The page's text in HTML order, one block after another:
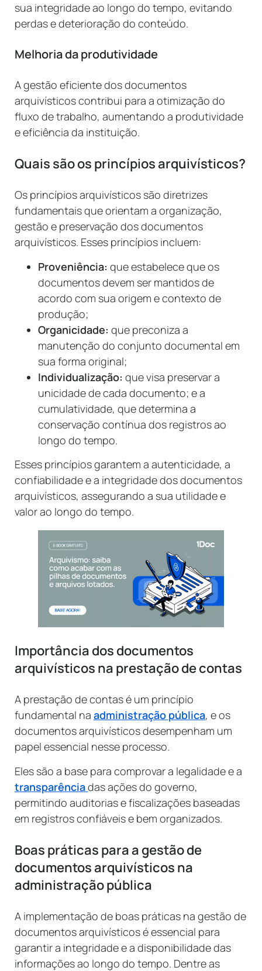
sua integridade ao longo do tempo, evitando
perdas e deterioração do conteúdo.
Melhoria da produtividade
A gestão eficiente dos documentos
arquivísticos contribui para a otimização do
fluxo de trabalho, aumentando a produtividade
e eficiência da instituição.
Quais são os princípios arquivísticos?
Os princípios arquivísticos são diretrizes
fundamentais que orientam a organização,
gestão e preservação dos documentos
arquivísticos. Esses princípios incluem:
Proveniência: que estabelece que os
documentos devem ser mantidos de
acordo com sua origem e contexto de
produção;
Organicidade: que preconiza a
manutenção do conjunto documental em
sua forma original;
Individualização: que visa preservar a
unicidade de cada documento; e a
cumulatividade, que determina a
conservação contínua dos registros ao
longo do tempo.
Esses princípios garantem a autenticidade, a
confiabilidade e a integridade dos documentos
arquivísticos, assegurando a sua utilidade e
valor ao longo do tempo.
Importância dos documentos
arquivísticos na prestação de contas
A prestação de contas é um princípio
fundamental na administração pública, e os
documentos arquivísticos desempenham um
papel essencial nesse processo.
Eles são a base para comprovar a legalidade e a
transparênciadas ações do governo,
permitindo auditorias e fiscalizações baseadas
em registros confiáveis e bem organizados.
Boas práticas para a gestão de
documentos arquivísticos na
administração pública
A implementação de boas práticas na gestão de
documentos arquivísticos é essencial para
garantir a integridade e a disponibilidade das
informações ao longo do tempo. Dentre as